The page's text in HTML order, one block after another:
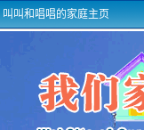
叫叫和唱唱的家庭主页